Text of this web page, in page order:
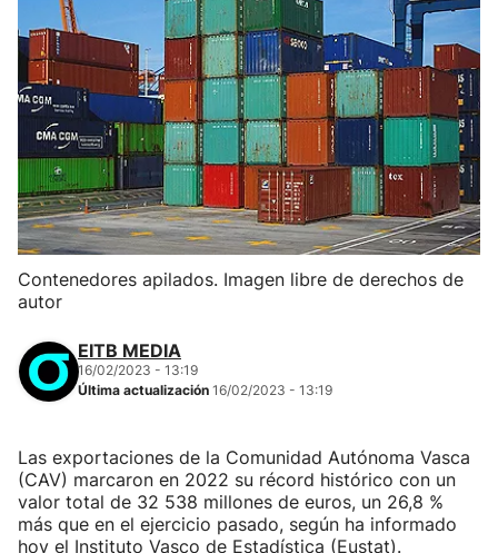
Contenedores apilados. Imagen libre de derechos de
autor
EITB MEDIA
16/02/2023 - 13:19
Última actualización 16/02/2023 - 13:19
Las exportaciones de la Comunidad Autónoma Vasca
(CAV) marcaron en 2022 su récord histórico con un
valor total de 32 538 millones de euros, un 26,8 %
más que en el ejercicio pasado, según ha informado
hoy el Instituto Vasco de Estadística (Eustat).